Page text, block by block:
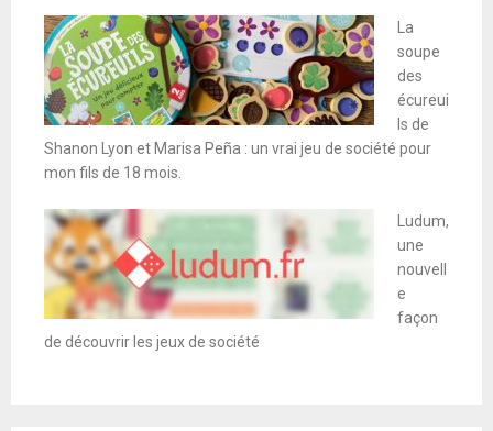
La
soupe
des
écureui
ls de
Shanon Lyon et Marisa Peña : un vrai jeu de société pour
mon fils de 18 mois.
Ludum,
une
nouvell
e
façon
de découvrir les jeux de société